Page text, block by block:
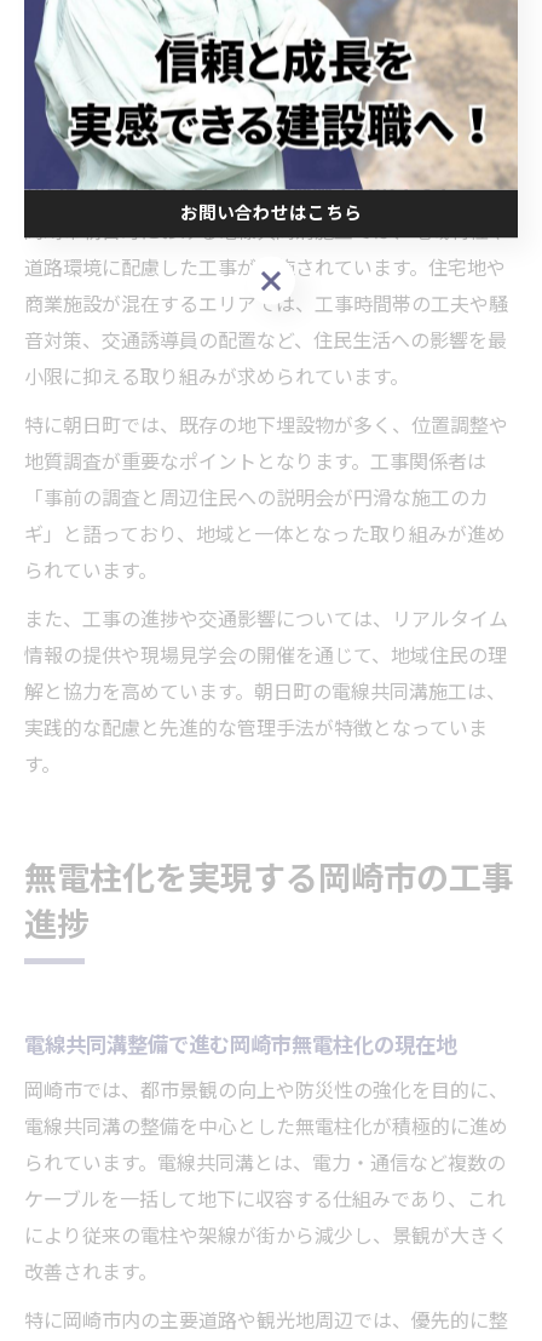
今後も、災害時の復旧性向上や事故リスクの低減を目指
し、電線共同溝を活用した無電柱化が推進される見通し
です。岡崎市の街づくりと都市機能強化の両輪として、
両者の連携はますます重要となっています。
朝日町工事における電線共同溝施工のポイント
岡崎市朝日町における電線共同溝施工では、地域特性や
道路環境に配慮した工事が実施されています。住宅地や
商業施設が混在するエリアでは、工事時間帯の工夫や騒
音対策、交通誘導員の配置など、住民生活への影響を最
小限に抑える取り組みが求められています。
特に朝日町では、既存の地下埋設物が多く、位置調整や
地質調査が重要なポイントとなります。工事関係者は
「事前の調査と周辺住民への説明会が円滑な施工のカ
ギ」と語っており、地域と一体となった取り組みが進め
られています。
また、工事の進捗や交通影響については、リアルタイム
情報の提供や現場見学会の開催を通じて、地域住民の理
解と協力を高めています。朝日町の電線共同溝施工は、
実践的な配慮と先進的な管理手法が特徴となっていま
す。
無電柱化を実現する岡崎市の工事
進捗
電線共同溝整備で進む岡崎市無電柱化の現在地
岡崎市では、都市景観の向上や防災性の強化を目的に、
電線共同溝の整備を中心とした無電柱化が積極的に進め
られています。電線共同溝とは、電力・通信など複数の
ケーブルを一括して地下に収容する仕組みであり、これ
により従来の電柱や架線が街から減少し、景観が大きく
改善されます。
特に岡崎市内の主要道路や観光地周辺では、優先的に整
お問い合わせはこちら
お問い合わせはこちら